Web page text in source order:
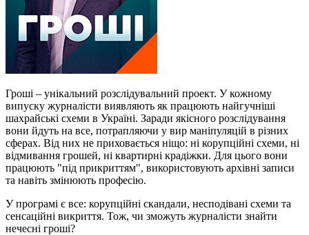
Гроші – унікальний розслідувальний проект. У кожному
випуску журналісти виявляють як працюють найгучніші
шахрайські схеми в Україні. Заради якісного розслідування
вони йдуть на все, потрапляючи у вир маніпуляцій в різних
сферах. Від них не приховається ніщо: ні корупційні схеми, ні
відмивання грошей, ні квартирні крадіжки. Для цього вони
працюють "під прикриттям", використовують архівні записи
та навіть змінюють професію.
У програмі є все: корупційні скандали, несподівані схеми та
сенсаційні викриття. Тож, чи зможуть журналісти знайти
нечесні гроші?